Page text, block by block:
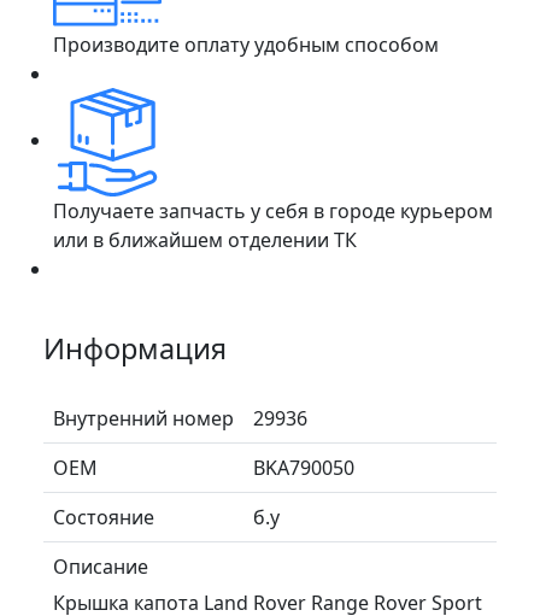
Производите оплату удобным способом
Получаете запчасть у себя в городе курьером
или в ближайшем отделении ТК
Информация
Внутренний номер
29936
ОЕМ
BKA790050
Состояние
б.у
Описание
Крышка капота Land Rover Range Rover Sport